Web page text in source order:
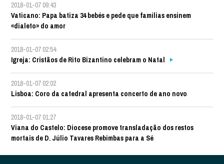
2018-01-07 09:43
Vaticano: Papa batiza 34 bebés e pede que famílias ensinem
«dialeto» do amor
2018-01-07 02:54
Igreja: Cristãos de Rito Bizantino celebram o Natal
2018-01-07 02:02
Lisboa: Coro da catedral apresenta concerto de ano novo
2018-01-07 01:27
Viana do Castelo: Diocese promove transladação dos restos
mortais de D. Júlio Tavares Rebimbas para a Sé